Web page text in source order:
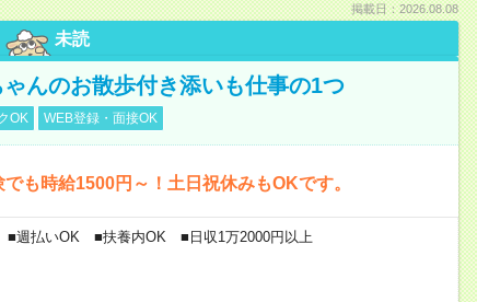
掲載日：2026.08.08
未読
んのお散歩付き添いも仕事の1つ
OK WEB登録・面接OK
も時給1500円～！土日祝休みもOKです。
■週払いOK ■扶養内OK ■日収1万2000円以上